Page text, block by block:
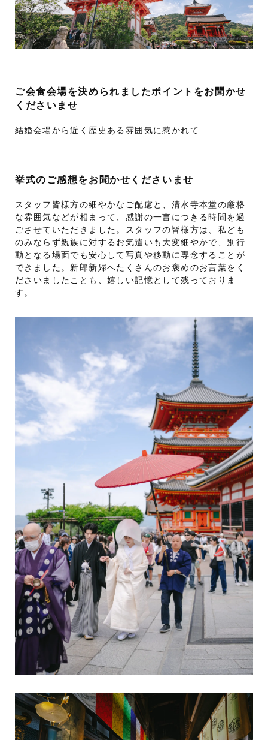
ご会食会場を決められましたポイントをお聞かせ
くださいませ
結婚会場から近く歴史ある雰囲気に惹かれて
挙式のご感想をお聞かせくださいませ
スタッフ皆様方の細やかなご配慮と、清水寺本堂の厳格
な雰囲気などが相まって、感謝の一言につきる時間を過
ごさせていただきました。スタッフの皆様方は、私ども
のみならず親族に対するお気遣いも大変細やかで、別行
動となる場面でも安心して写真や移動に専念することが
できました。新郎新婦へたくさんのお褒めのお言葉をく
ださいましたことも、嬉しい記憶として残っておりま
す。